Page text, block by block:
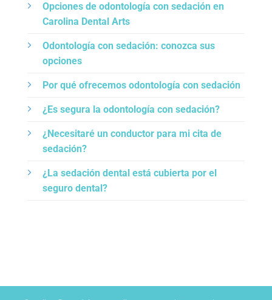
Opciones de odontología con sedación en
Carolina Dental Arts
Odontología con sedación: conozca sus
opciones
Por qué ofrecemos odontología con sedación
¿Es segura la odontología con sedación?
¿Necesitaré un conductor para mi cita de
sedación?
¿La sedación dental está cubierta por el
seguro dental?